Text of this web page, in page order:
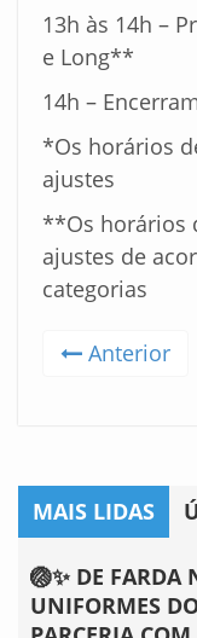
13h às 14h –
e Long**
14h –
*Os horários
ajustes
**Os horários
ajustes de
categorias
Anterior
MAIS LIDAS
🏐✨ DE FARDA
UNIFORMES